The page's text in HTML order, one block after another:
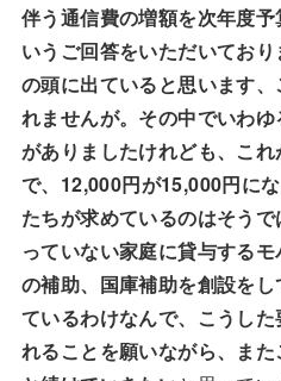
伴う通信費の増額を次年度
いうご回答をいただいてお
の頭に出ていると思います
れませんが。その中でいわ
がありましたけれども、こ
で、12,000円が15,000円に
たちが求めているのはそう
っていない家庭に貸与する
の補助、国庫補助を創設を
ているわけなんで、こうし
れることを願いながら、ま